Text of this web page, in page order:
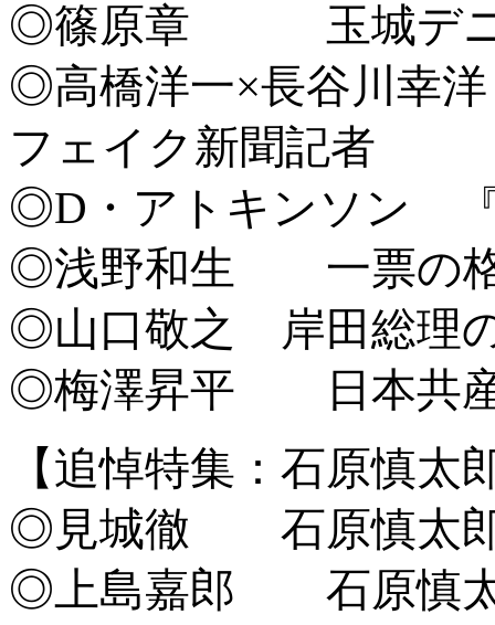
◎篠原章 玉城デニー
◎高橋洋一×長谷川幸
フェイク新聞記者
◎D・アトキンソン 『
◎浅野和生 一票の格
◎山口敬之 岸田総理
◎梅澤昇平 日本共
【追悼特集：石原慎太
◎見城徹 石原慎太郎
◎上島嘉郎 石原慎太